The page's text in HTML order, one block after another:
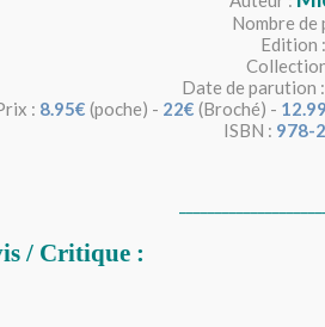
Nombre de
Edition :
Date de parution :
: 8.95€ (poche) - 22€ (Broché) -
ISBN : 978-
/ Critique :